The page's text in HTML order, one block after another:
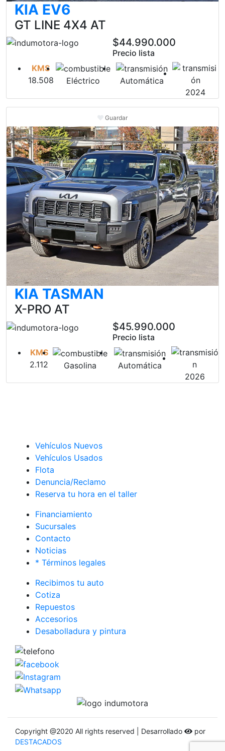
KIA EV6
GT LINE 4X4 AT
$44.990.000
Precio lista
KMS
18.508
Eléctrico
Automática
2024
Guardar
KIA TASMAN
X-PRO AT
$45.990.000
Precio lista
KMS
2.112
Gasolina
Automática
2026
Vehículos Nuevos
Vehículos Usados
Flota
Denuncia/Reclamo
Reserva tu hora en el taller
Financiamiento
Sucursales
Contacto
Noticias
* Términos legales
Recibimos tu auto
Cotiza
Repuestos
Accesorios
Desabolladura y pintura
Copyright @2020 All rights reserved | Desarrollado
por
DESTACADOS